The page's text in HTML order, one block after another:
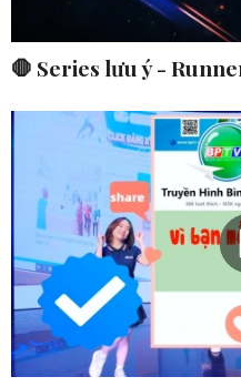
🛑 Series lưu ý -